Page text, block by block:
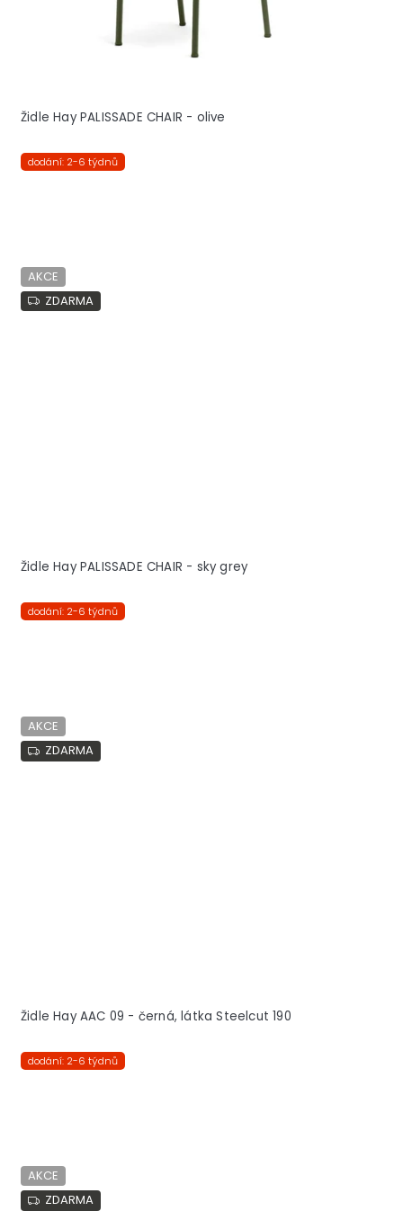
Židle Hay PALISSADE CHAIR - olive
dodání: 2-6 týdnů
AKCE
ZDARMA
Židle Hay PALISSADE CHAIR - sky grey
dodání: 2-6 týdnů
AKCE
ZDARMA
Židle Hay AAC 09 - černá, látka Steelcut 190
dodání: 2-6 týdnů
AKCE
ZDARMA